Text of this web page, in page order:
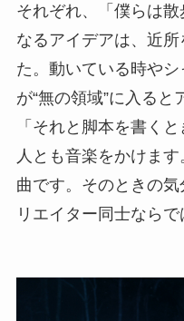
それぞれ、「僕らは
なるアイデアは、近
た。動いている時や
が“無の領域”に入ると
「それと脚本を書く
人とも音楽をかけま
曲です。そのときの
リエイター同士ならで